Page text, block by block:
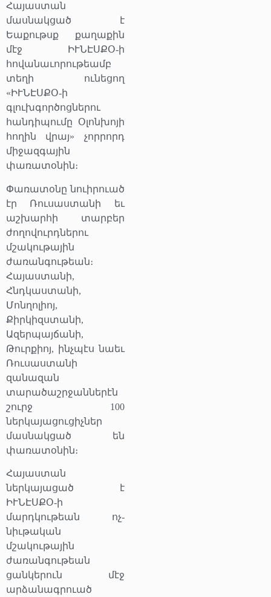
Հայաստան
մասնակցած է
Եաքութսք քաղաքին
մէջ ԻՒՆԷՍՔՕ-ի
հովանաւորութեամբ
տեղի ունեցող
«ԻՒՆԷՍՔՕ-ի
գլուխգործոցներու
հանդիպումը Օլոնխոյի
հողին վրայ» չորրորդ
միջազգային
փառատօնին։
Փառատօնը նուիրուած
էր Ռուսաստանի եւ
աշխարհի տարբեր
ժողովուրդներու
մշակութային
ժառանգութեան։
Հայաստանի,
Հնդկաստանի,
Մոնղոլիոյ,
Քիրկիզստանի,
Ազերպայճանի,
Թուրքիոյ, ինչպէս նաեւ
Ռուսաստանի
զանազան
տարածաշրջաններէն
շուրջ 100
ներկայացուցիչներ
մասնակցած են
փառատօնին։
Հայաստան
ներկայացած է
ԻՒՆԷՍՔՕ-ի
մարդկութեան ոչ-
նիւթական
մշակութային
ժառանգութեան
ցանկերուն մէջ
արձանագրուած